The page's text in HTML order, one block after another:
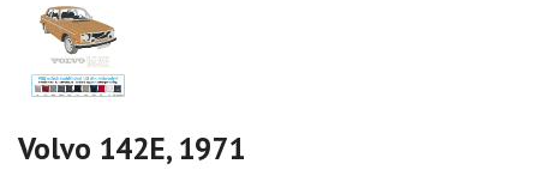
Volvo 142E, 1971